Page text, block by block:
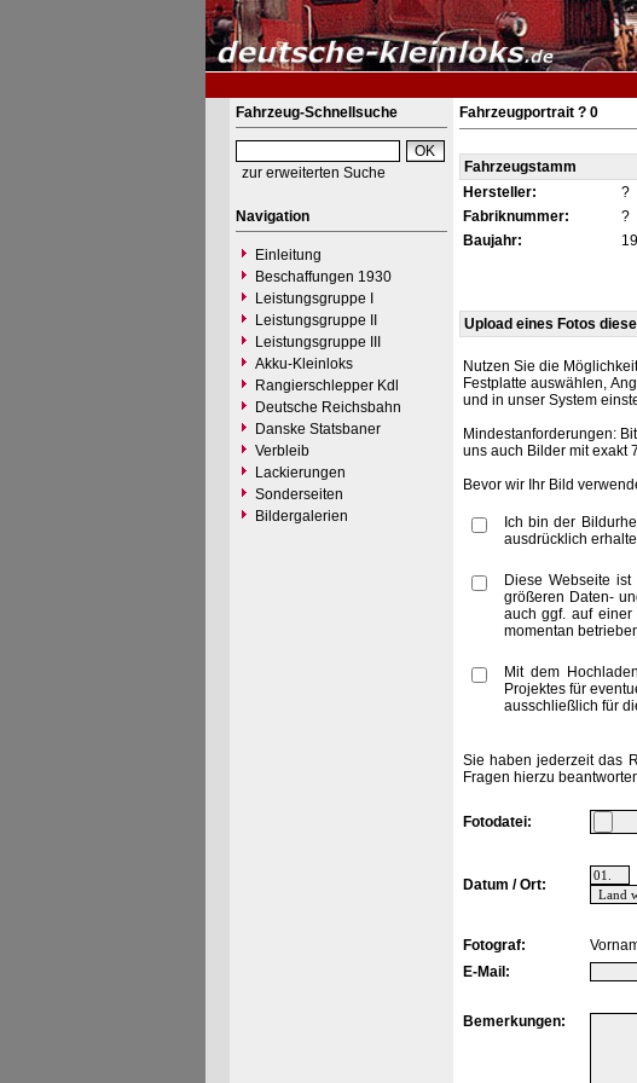
Fahrzeug-Schnellsuche
zur erweiterten Suche
Navigation
Einleitung
Beschaffungen 1930
Leistungsgruppe I
Leistungsgruppe II
Leistungsgruppe III
Akku-Kleinloks
Rangierschlepper Kdl
Deutsche Reichsbahn
Danske Statsbaner
Verbleib
Lackierungen
Sonderseiten
Bildergalerien
Fahrzeugportrait ? 0
Fahrzeugstamm
Hersteller:
?
Fabriknummer:
?
Baujahr:
Upload eines Fotos
Nutzen Sie die
Festplatte auswählen,
und in unser System
Mindestanforderungen:
uns auch Bilder mit exakt
Bevor wir Ihr Bild
Ich bin der
ausdrücklich
Diese Webseite ist
größeren Daten-
auch ggf. auf
momentan
Mit dem
Projektes für
ausschließlich für
Sie haben jederzeit das
Fragen hierzu
Fotodatei:
Datum / Ort:
Fotograf:
E-Mail:
Bemerkungen: